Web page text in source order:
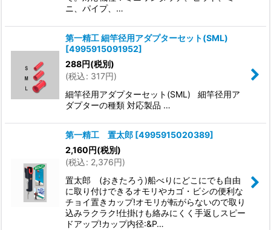
ニ、パイプ、…
第一精工 細竿径用アダプターセット(SML)
[4995915091952]
288円(税別)
(税込: 317円)
細竿径用アダプターセット(SML) 細竿径用ア
ダプターの種類 対応製品 …
第一精工 置太郎 [4995915020389]
2,160円(税別)
(税込: 2,376円)
置太郎 (おきたろう)船べりにどこにでも自由
に取り付けできるオモリやカゴ・ビシの便利な
チョイ置きカップ!オモリが転がらないので取り
込みラクラク!仕掛けも絡みにくく手返しスピー
ドアップ!カップ内径:&P…